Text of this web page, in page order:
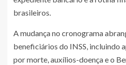
brasileiros.
A mudança no cronograma
beneficiários do INSS, incluindo
por morte, auxílios-doença e o